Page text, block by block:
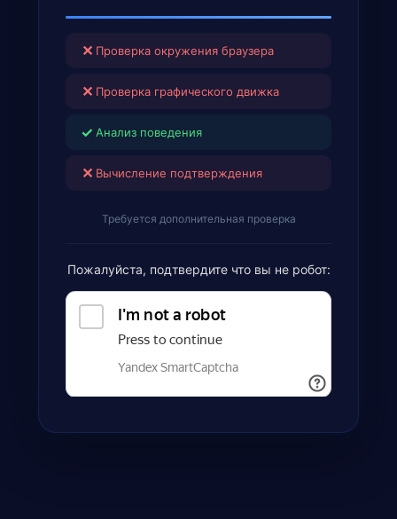
✕ Проверка окружения браузера
✕ Проверка графического движка
✓ Анализ поведения
✕ Вычисление подтверждения
Требуется дополнительная проверка
Пожалуйста, подтвердите что вы не робот: